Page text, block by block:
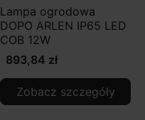
Lampa ogrodowa
DOPO ARLEN IP65 LED
COB 12W
893,84 zł
Zobacz szczegóły